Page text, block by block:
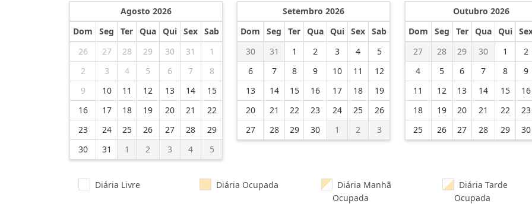
Agosto 2026
Dom
Seg Ter Qua Qui Sex Sab
26
27 28 29 30 31
1
2
3 4 5 6 7
8
9
10 11 12 13 14
15
16
17 18 19 20 21
22
23
24 25 26 27 28
29
30
31 1 2 3 4 5
Setembro 2026
Dom
Seg Ter Qua Qui Sex
Sab
30
31 1 2 3 4
5
6
7 8 9 10 11
12
13
14 15 16 17 18
19
20
21 22 23 24 25
26
27
28 29 30 1 2 3
Outubro 2026
Dom
Seg Ter Qua Qui
27
28 29 30 1 2
4
5 6 7 8 9
11
12 13 14 15 16
18
19 20 21 22 23
25
26 27 28 29 30
Diária Livre Diária Ocupada
Diária Manhã
Ocupada
Diária Tarde
Ocupada